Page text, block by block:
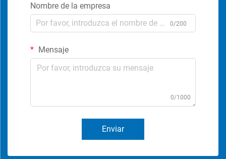
Nombre de la empresa
0/200
Mensaje
0/1000
Enviar